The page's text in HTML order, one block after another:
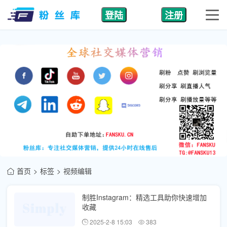
登陆 注册
首页 标签 视频编辑
制胜Instagram：精选工具助你快速增加
收藏
2025-2-8 15:03 383